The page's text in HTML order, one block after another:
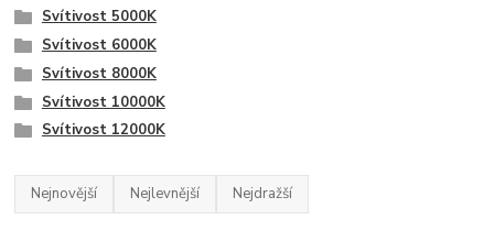
Svítivost 5000K
Svítivost 6000K
Svítivost 8000K
Svítivost 10000K
Svítivost 12000K
Nejnovější Nejlevnější Nejdražší